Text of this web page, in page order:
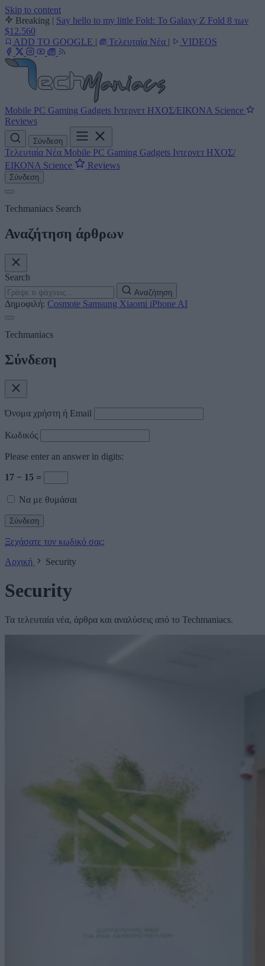
Skip to content
Breaking | Say hello to my little Fold: Το Galaxy Z Fold 8 των
$12.560
ADD TO GOOGLE | Τελευταία Νέα | VIDEOS
Mobile PC Gaming Gadgets Ιντερνετ ΗΧΟΣ/ΕΙΚΟΝΑ Science
Reviews
Σύνδεση
Τελευταία Νέα Mobile PC Gaming Gadgets Ιντερνετ ΗΧΟΣ/
ΕΙΚΟΝΑ Science Reviews
Σύνδεση
Techmaniacs Search
Αναζήτηση άρθρων
Search
Αναζήτηση
Δημοφιλή: Cosmote Samsung Xiaomi iPhone AI
Techmaniacs
Σύνδεση
Όνομα χρήστη ή Email
Κωδικός
Please enter an answer in digits:
17 − 15 =
Να με θυμάσαι
Ξεχάσατε τον κωδικό σας;
Αρχική
Security
Security
Τα τελευταία νέα, άρθρα και αναλύσεις από το Techmaniacs.